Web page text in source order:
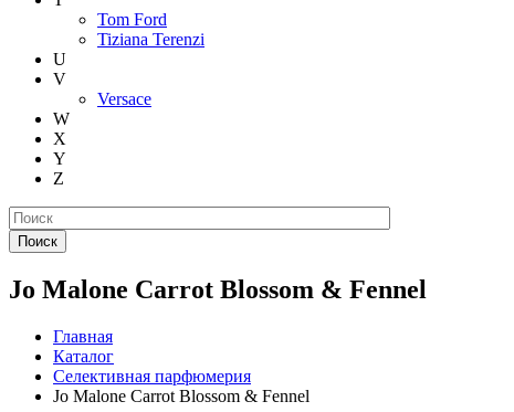
Tom Ford
Tiziana Terenzi
U
V
Versace
W
X
Y
Z
Поиск
Jo Malone Carrot Blossom & Fennel
Главная
Каталог
Селективная парфюмерия
Jo Malone Carrot Blossom & Fennel